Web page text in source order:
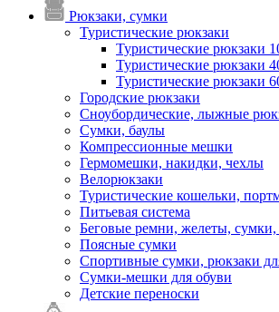
Рюкзаки, сумки
Туристические рюкзаки
Туристические рюкзаки
Туристические рюкзаки
Туристические рюкзаки
Городские рюкзаки
Сноубордические, лыжные
Сумки, баулы
Компрессионные мешки
Гермомешки, накидки, чехлы
Велорюкзаки
Туристические кошельки,
Питьевая система
Беговые ремни, желеты, сумки,
Поясные сумки
Спортивные сумки, рюкзаки
Сумки-мешки для обуви
Детские переноски